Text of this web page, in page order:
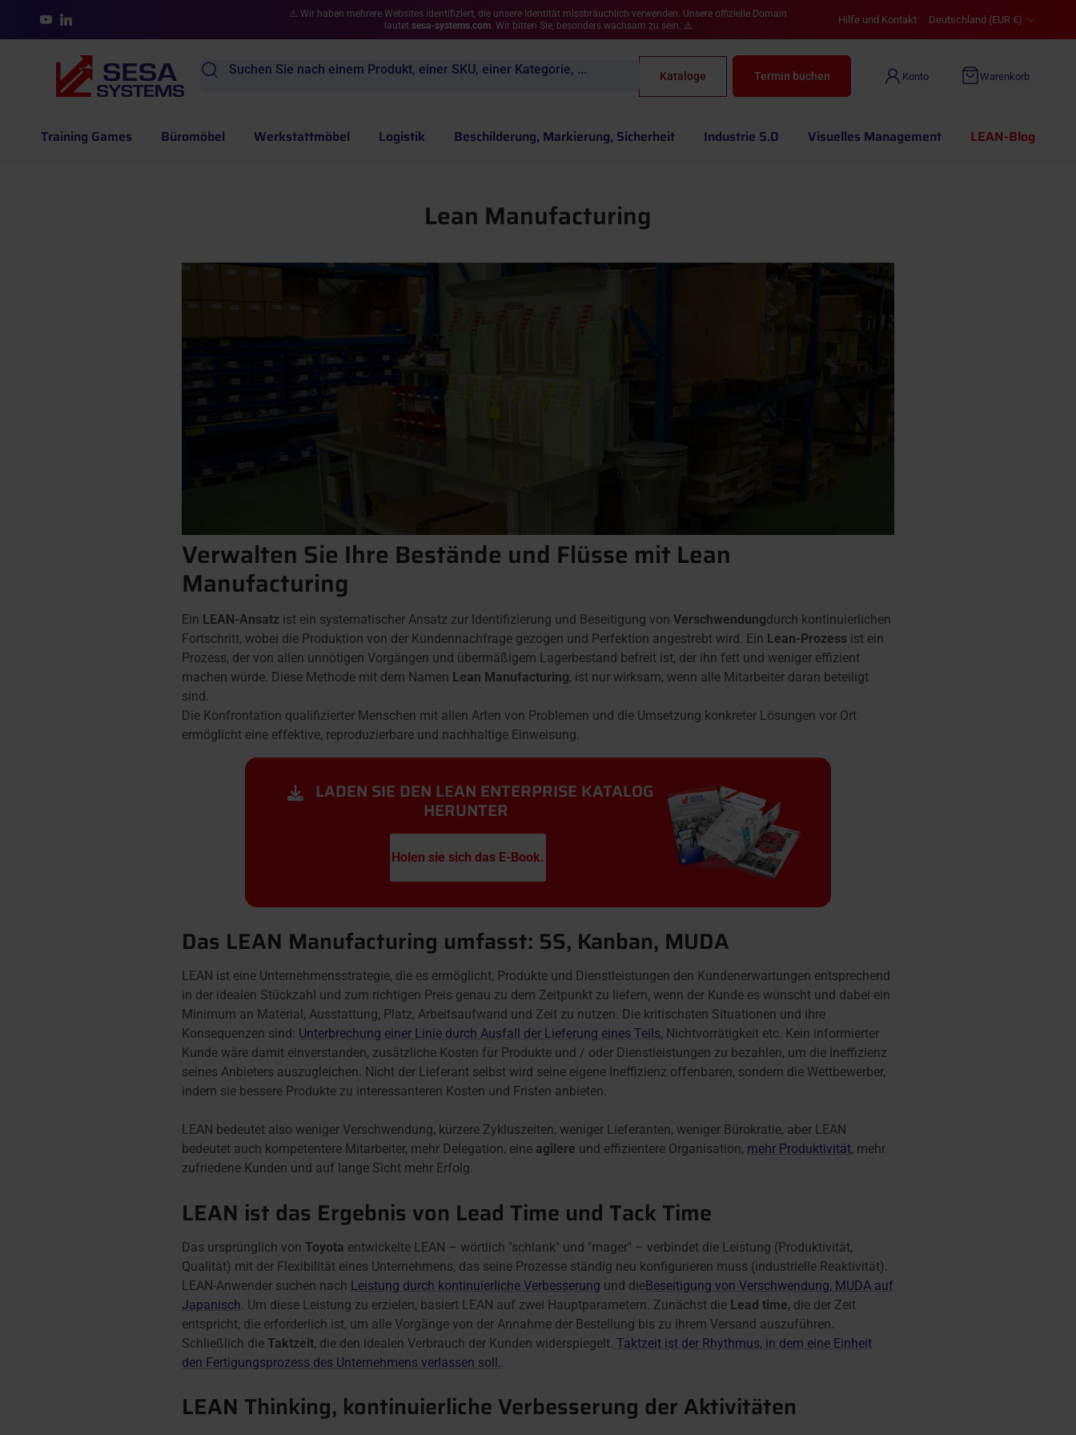
YouTubeLinkedIn
⚠️ Wir haben mehrere Websites identifiziert, die unsere Identität missbräuchlich verwenden. Unsere offizielle Domain
lautet sesa-systems.com. Wir bitten Sie, besonders wachsam zu sein. ⚠️ Hilfe und Kontakt Deutschland (EUR €)
Suchen Sie nach einem Produkt, einer SKU, einer Kategorie, ... Kataloge Termin buchen Konto Warenkorb
Training Games Büromöbel Werkstattmöbel Logistik Beschilderung, Markierung, Sicherheit Industrie 5.0 Visuelles Management LEAN-Blog
Lean Manufacturing
Verwalten Sie Ihre Bestände und Flüsse mit Lean
Manufacturing
Ein LEAN-Ansatz ist ein systematischer Ansatz zur Identifizierung und Beseitigung von Verschwendungdurch kontinuierlichen
Fortschritt, wobei die Produktion von der Kundennachfrage gezogen und Perfektion angestrebt wird. Ein Lean-Prozess ist ein
Prozess, der von allen unnötigen Vorgängen und übermäßigem Lagerbestand befreit ist, der ihn fett und weniger effizient
machen würde. Diese Methode mit dem Namen Lean Manufacturing, ist nur wirksam, wenn alle Mitarbeiter daran beteiligt
sind.
Die Konfrontation qualifizierter Menschen mit allen Arten von Problemen und die Umsetzung konkreter Lösungen vor Ort
ermöglicht eine effektive, reproduzierbare und nachhaltige Einweisung.
LADEN SIE DEN LEAN ENTERPRISE KATALOG
HERUNTER
Holen sie sich das E-Book.
Das LEAN Manufacturing umfasst: 5S, Kanban, MUDA
LEAN ist eine Unternehmensstrategie, die es ermöglicht, Produkte und Dienstleistungen den Kundenerwartungen entsprechend
in der idealen Stückzahl und zum richtigen Preis genau zu dem Zeitpunkt zu liefern, wenn der Kunde es wünscht und dabei ein
Minimum an Material, Ausstattung, Platz, Arbeitsaufwand und Zeit zu nutzen. Die kritischsten Situationen und ihre
Konsequenzen sind: Unterbrechung einer Linie durch Ausfall der Lieferung eines Teils, Nichtvorrätigkeit etc. Kein informierter
Kunde wäre damit einverstanden, zusätzliche Kosten für Produkte und / oder Dienstleistungen zu bezahlen, um die Ineffizienz
seines Anbieters auszugleichen. Nicht der Lieferant selbst wird seine eigene Ineffizienz offenbaren, sondern die Wettbewerber,
indem sie bessere Produkte zu interessanteren Kosten und Fristen anbieten.
LEAN bedeutet also weniger Verschwendung, kürzere Zykluszeiten, weniger Lieferanten, weniger Bürokratie, aber LEAN
bedeutet auch kompetentere Mitarbeiter, mehr Delegation, eine agilere und effizientere Organisation, mehr Produktivität, mehr
zufriedene Kunden und auf lange Sicht mehr Erfolg.
LEAN ist das Ergebnis von Lead Time und Tack Time
Das ursprünglich von Toyota entwickelte LEAN – wörtlich "schlank" und "mager" – verbindet die Leistung (Produktivität,
Qualität) mit der Flexibilität eines Unternehmens, das seine Prozesse ständig neu konfigurieren muss (industrielle Reaktivität).
LEAN-Anwender suchen nach Leistung durch kontinuierliche Verbesserung und dieBeseitigung von Verschwendung, MUDA auf
Japanisch . Um diese Leistung zu erzielen, basiert LEAN auf zwei Hauptparametern. Zunächst die Lead time, die der Zeit
entspricht, die erforderlich ist, um alle Vorgänge von der Annahme der Bestellung bis zu ihrem Versand auszuführen.
Schließlich die Taktzeit, die den idealen Verbrauch der Kunden widerspiegelt. Taktzeit ist der Rhythmus, in dem eine Einheit
den Fertigungsprozess des Unternehmens verlassen soll.
LEAN Thinking, kontinuierliche Verbesserung der Aktivitäten